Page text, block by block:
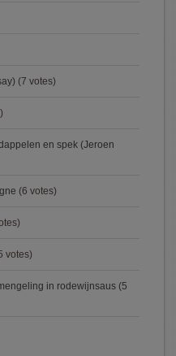
(7 votes)
en spek (Jeroen
(6 votes)
votes)
in rodewijnsaus (5